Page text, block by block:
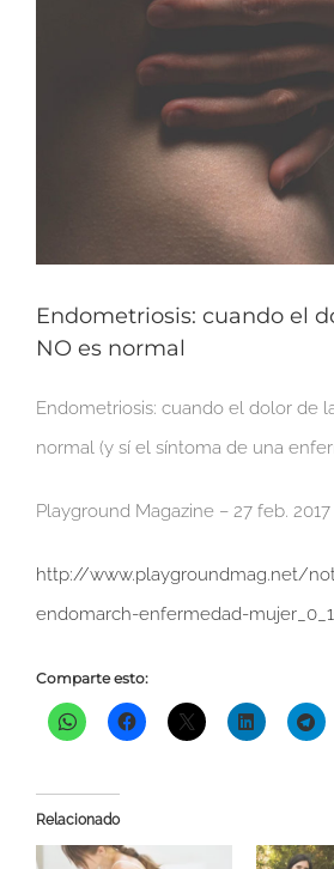
Endometriosis: cuando el
NO es normal
Endometriosis: cuando el dolor de
normal (y sí el síntoma de una
Playground Magazine – 27 feb. 2017
http://www.playgroundmag.net/
endomarch-enfermedad-
Comparte esto:
Relacionado